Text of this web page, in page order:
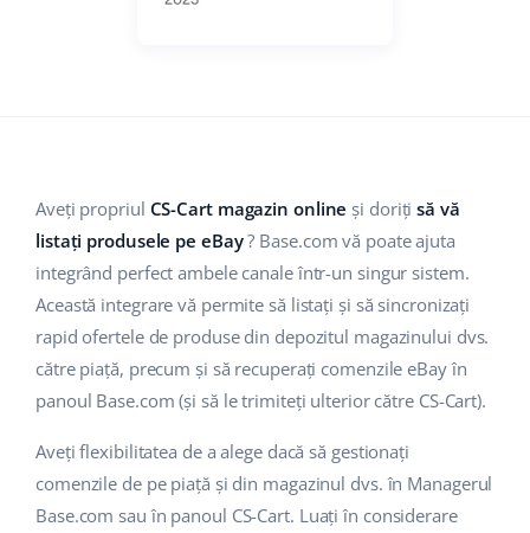
Managementul transporturilor
Supermarket
Sănătate și frumusețe
Modă
Implementari de sistem
Auditul conturilor
Altele
Calculatorul de beneficii
Colaborare si parteneri
Contact
deutsch
Ελληνικά
español (AR)
español (MX)
Français
Italiano
Aveți propriul CS-Cart magazin online și doriți să vă
listați produsele pe eBay? Base.com vă poate ajuta
integrând perfect ambele canale într-un singur sistem.
Această integrare vă permite să listați și să sincronizați
rapid ofertele de produse din depozitul magazinului dvs.
către piață, precum și să recuperați comenzile eBay în
panoul Base.com (și să le trimiteți ulterior către CS-Cart).
Aveți flexibilitatea de a alege dacă să gestionați
comenzile de pe piață și din magazinul dvs. în Managerul
Base.com sau în panoul CS-Cart. Luați în considerare